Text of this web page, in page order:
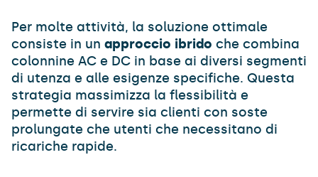
Per molte attività, la soluzione ottimale
consiste in un approccio ibrido che combina
colonnine AC e DC in base ai diversi segmenti
di utenza e alle esigenze specifiche. Questa
strategia massimizza la flessibilità e
permette di servire sia clienti con soste
prolungate che utenti che necessitano di
ricariche rapide.